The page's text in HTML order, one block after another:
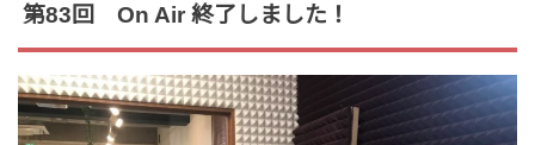
第83回 On Air 終了しました！